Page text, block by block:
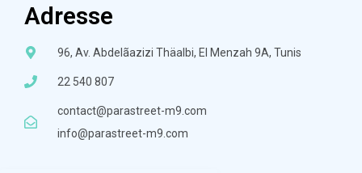
Adresse
96, Av. Abdelãazizi Thäalbi, El Menzah 9A, Tunis
22 540 807
contact@parastreet-m9.com
info@parastreet-m9.com